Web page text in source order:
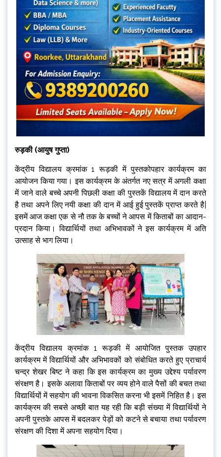
रुड़की (आयुष गुप्ता)
केंद्रीय विद्यालय क्रमांक 1 रूड़की में पुस्तकोपहार कार्यक्रम का
आयोजन किया गया। इस कार्यक्रम के अंतर्गत नए सत्र में अगली कक्षा
में जाने वाले बच्चे अपनी पिछली कक्षा की पुस्तकें विद्यालय में दान करते
है तथा अपने लिए नयी कक्षा की दान में आई हुई पुस्तकें प्राप्त करते है|
इसमें आज कक्षा एक से नौ तक के बच्चों ने आपस में किताबों का आदान-
प्रदान किया। विद्यार्थियों तथा अभिभावकों ने इस कार्यक्रम में अति
उत्साह से भाग लिया।
केंद्रीय विद्यालय क्रमांक 1 रूड़की में आयोजित पुस्तक उपहार
कार्यक्रम में विद्यार्थियों और अभिभावकों को संबोधित करते हुए प्राचार्य
चन्द्र शेखर बिष्ट ने कहा कि इस कार्यक्रम का मुख्य उद्देश्य पर्यावरण
संरक्षण है। इसके अलावा किताबों पर व्यय होने वाले पैसों की बचत तथा
विद्यार्थियों में सहयोग की भावना विकसित करना भी इसमें निहित है। इस
कार्यक्रम की सबसे अच्छी बात यह रही कि बड़ी संख्या में विद्यार्थियों ने
अपनी पुस्तके आपस में बदलकर पेड़ों को कटने से बचाया तथा पर्यावरण
संरक्षण की दिशा में अपना सहयोग दिया।